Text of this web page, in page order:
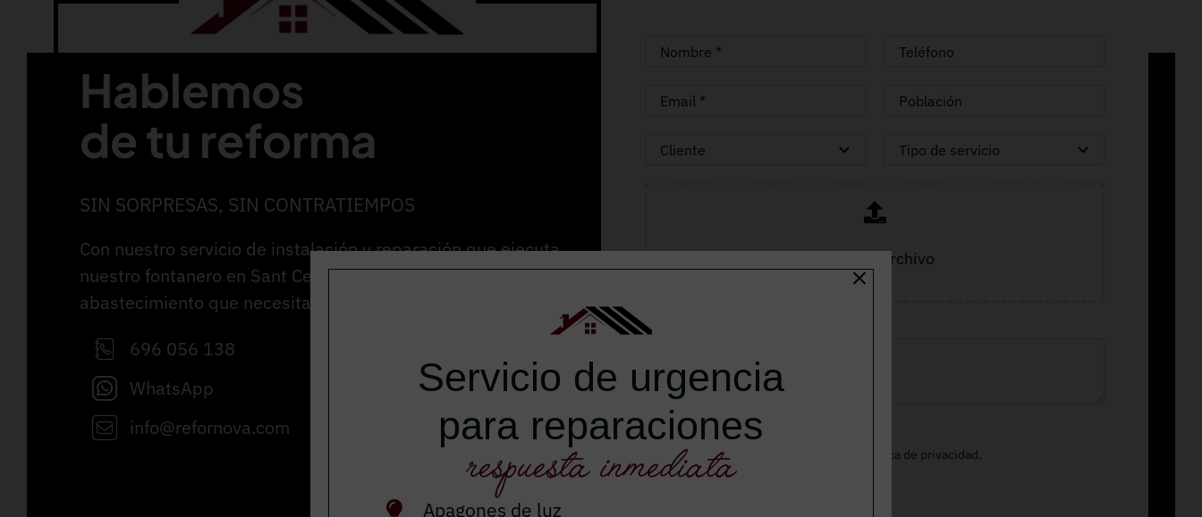
Hablemos
de tu reforma
SIN SORPRESAS, SIN CONTRATIEMPOS
Con nuestro servicio de instalación y reparación que ejecuta
nuestro fontanero en Sant Cebrià de Vallalta, consigue el
abastecimiento que necesitas.
696 056 138
WhatsApp
info@refornova.com
Adjuntar archivo
Autorizo el envío de información.
He leído y acepto el
política de privacidad.
Servicio de urgencia
para reparaciones
respuesta inmediata
Apagones de luz